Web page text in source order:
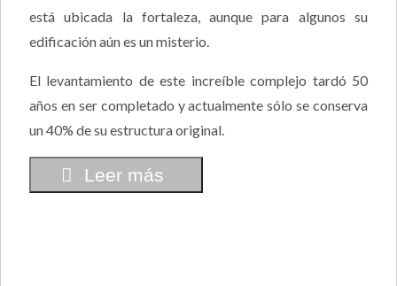
está ubicada la fortaleza, aunque para algunos su
edificación aún es un misterio.
El levantamiento de este increíble complejo tardó 50
años en ser completado y actualmente sólo se conserva
un 40% de su estructura original.
Leer más